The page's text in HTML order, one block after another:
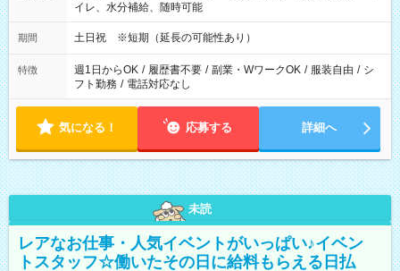
イレ、水分補給、随時可能
期間 土日祝 ※短期（延長の可能性あり）
特徴 週1日からOK / 履歴書不要 / 副業・WワークOK / 服装自由 / シ
フト勤務 / 電話対応なし
気になる！ 応募する 詳細へ
未読
レアなお仕事・人気イベントがいっぱい♪イベン
トスタッフ☆働いたその日に給料もらえる日払